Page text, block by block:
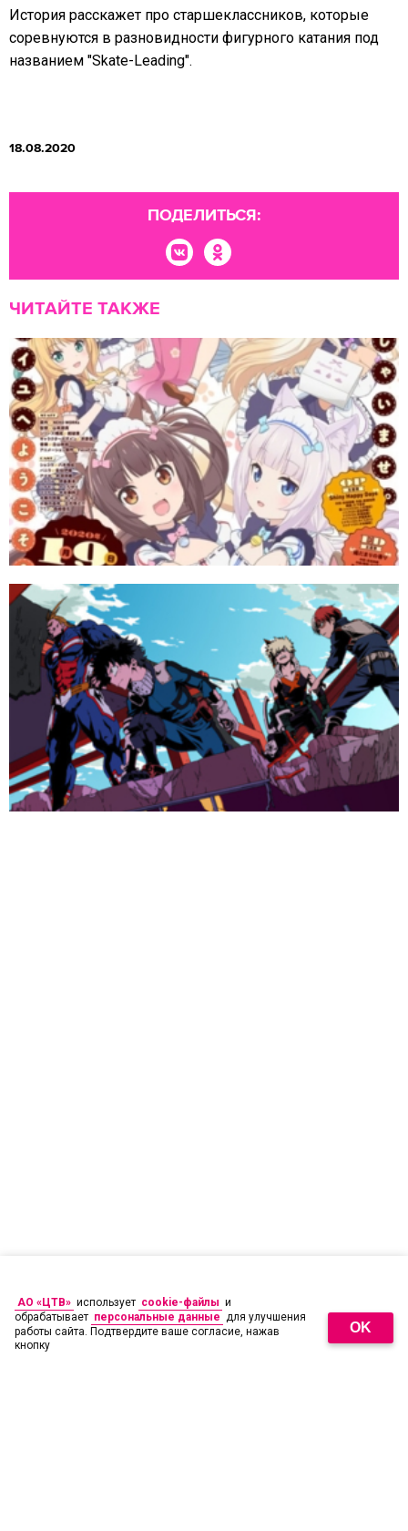
История расскажет про старшеклассников, которые
соревнуются в разновидности фигурного катания под
названием "Skate-Leading".
18.08.2020
ПОДЕЛИТЬСЯ:
ЧИТАЙТЕ ТАКЖЕ
АО «ЦТВ» использует cookie-файлы и
обрабатывает персональные данные для улучшения
работы сайта. Подтвердите ваше согласие, нажав
кнопку
OK